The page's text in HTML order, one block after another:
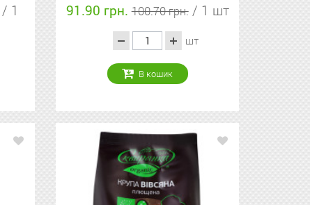
/ 1
91.90 грн.100.70 грн. / 1 шт
шт
В кошик